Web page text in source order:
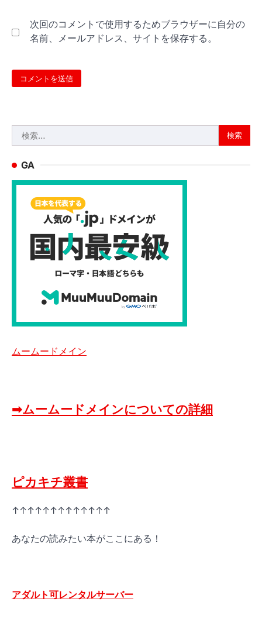
次回のコメントで使用するためブラウザーに自分の
名前、メールアドレス、サイトを保存する。
索:
GA
ムームードメイン
➡ムームードメインについての詳細
ピカキチ叢書
↑↑↑↑↑↑↑↑↑↑↑↑↑
あなたの読みたい本がここにある！
アダルト可レンタルサーバー